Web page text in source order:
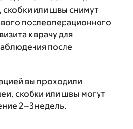
скобки или швы снимут
послеоперационного
к врачу для
после
вы проходили
скобки или швы могут
2–3 недель.